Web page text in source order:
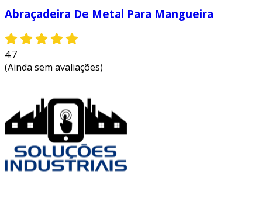
Abraçadeira De Metal Para Mangueira
4.7
(Ainda sem avaliações)